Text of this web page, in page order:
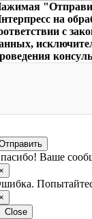
на
с
Ваше
Close